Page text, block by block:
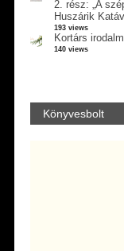
2. rész: „A
Huszárik
193 views
Kortárs
140 views
Könyvesbolt